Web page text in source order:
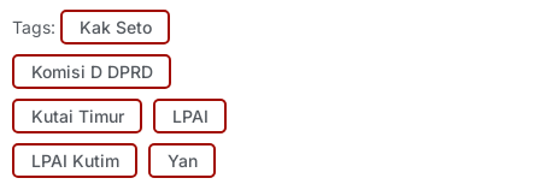
Tags: Kak Seto
Komisi D DPRD
Kutai Timur LPAI
LPAI Kutim Yan